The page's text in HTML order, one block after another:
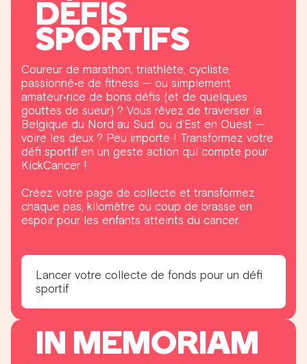
DÉFIS
SPORTIFS
Coureur de marathon, triathlète, cycliste,
passionné•e de fitness — ou simplement
amateur•rice de bons défis (et de quelques
gouttes de sueur) ? Vous rêvez de traverser la
Belgique du Nord au Sud, ou d’Est en Ouest —
voire les deux ? Peu importe ! Transformez votre
défi sportif en un geste action qui compte pour
KickCancer !
Créez votre page de collecte et transformez
chaque pas, kilomètre ou coup de brasse en
espoir pour les enfants atteints du cancer.
Lancer votre collecte de fonds pour un défi
sportif
IN MEMORIAM